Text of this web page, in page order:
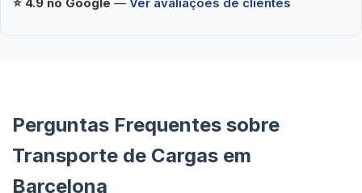
Perguntas Frequentes sobre
Transporte de Cargas em
Barcelona